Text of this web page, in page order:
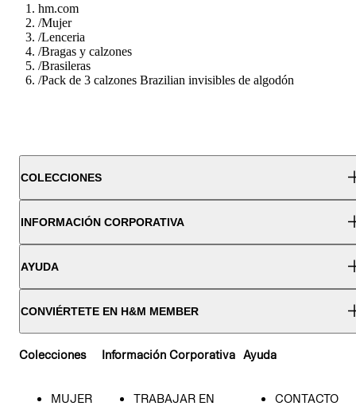
hm.com
/Mujer
/Lenceria
/Bragas y calzones
/Brasileras
/Pack de 3 calzones Brazilian invisibles de algodón
COLECCIONES
INFORMACIÓN CORPORATIVA
AYUDA
CONVIÉRTETE EN H&M MEMBER
Colecciones
MUJER
Información Corporativa
TRABAJAR EN
Ayuda
CONTACTO